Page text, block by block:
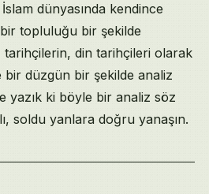
dünyasında kendince
topluluğu bir şekilde
din tarihçileri olarak
bir düzgün bir şekilde analiz
yazık ki böyle bir analiz söz
soldu yanlara doğru yanaşın.